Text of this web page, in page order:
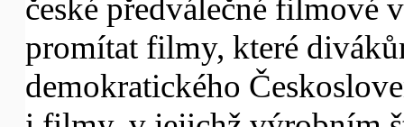
české předválečné filmové
promítat filmy, které
demokratického